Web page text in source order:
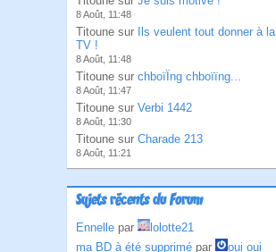
8 Août, 11:48
Titoune sur
Ils veulent tout donner à la
TV !
8 Août, 11:48
Titoune sur chboïÏng chboïïng...
8 Août, 11:47
Titoune sur Verbi 1442
8 Août, 11:30
Titoune sur Charade 213
8 Août, 11:21
Sujets récents du Forum
Ennelle par
lolotte21
ma BD à été supprimé par
oui oui